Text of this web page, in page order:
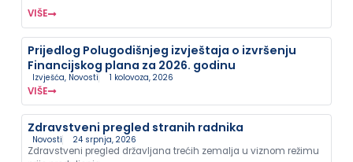
VIŠE
Prijedlog Polugodišnjeg izvještaja o izvršenju
Financijskog plana za 2026. godinu
Izvješća, Novosti 1 kolovoza, 2026
VIŠE
Zdravstveni pregled stranih radnika
Novosti 24 srpnja, 2026
Zdravstveni pregled državljana trećih zemalja u viznom režimu